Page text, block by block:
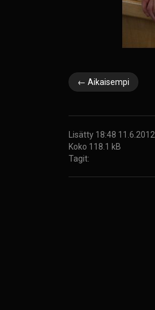
← Aikaisempi
Lisätty 18:48 11.6.2012
Koko 118.1 kB
Tagit: